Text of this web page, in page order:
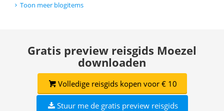
Toon meer blogitems
Gratis preview reisgids Moezel
downloaden
Volledige reisgids kopen voor € 10
Stuur me de gratis preview reisgids